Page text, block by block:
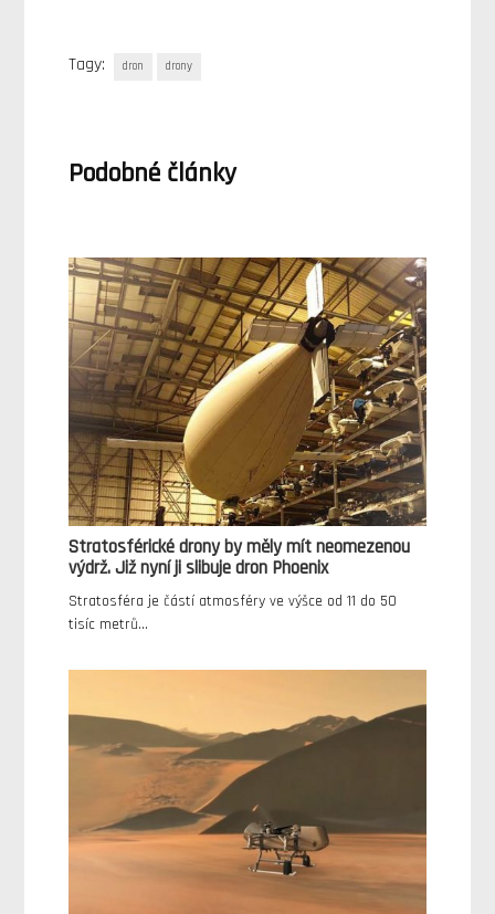
Tagy: dron drony
Podobné články
Stratosférické drony by měly mít neomezenou
výdrž. Již nyní ji slibuje dron Phoenix
Stratosféra je částí atmosféry ve výšce od 11 do 50
tisíc metrů…